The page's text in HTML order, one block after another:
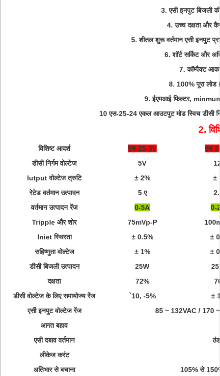
3. एसी इनपुट बिजली
4. उच्च दक्षता और
5. शीतल शुरू वर्तमान एसी इनपुट
6. शॉर्ट सर्किट और
7. कॉम्पैक्ट
8. 100% पूरा लोड
9. ईएमआई फिल्टर,
10 एस-25-24 एकल आउटपुट मोड स्विच डीसी
2.
विशिष्ट आदर्श एस-25-5V
एस-
डीसी निर्गम वोल्टेज
5V
Iutput वोल्टेज त्रुटि
± 2%
±
रेटेड वर्तमान उत्पादन
5 ए
वर्तमान उत्पादन रेंज
0-5A
0-
Tripple और शोर
75mVp-P
Iniet स्थिरता
± 0.5%
±
सहिष्णुता वोल्टेज
± 1%
±
डीसी बिजली उत्पादन
25W
दक्षता
72%
डीसी वोल्टेज के लिए समायोज्य रेंज
`10, -5%
±
एसी इनपुट वोल्टेज रेंज
85 ~ 132VAC / 170 ~
आगत बहाव
एसी दबाव वर्तमान
लीकेज करंट
अतिभार से बचाना
105% से